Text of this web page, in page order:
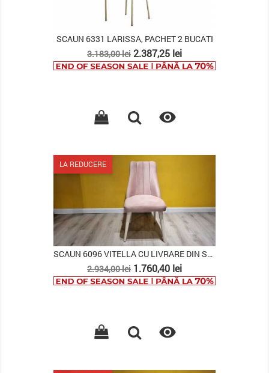
SCAUN 6331 LARISSA, PACHET 2 BUCATI
Pret
de
3.183,00 lei Pret
2.387,25 lei

LA REDUCERE
SCAUN 6096 VITELLA CU LIVRARE DIN STOC, SET (2...
Pret
de
2.934,00 lei Pret
1.760,40 lei
